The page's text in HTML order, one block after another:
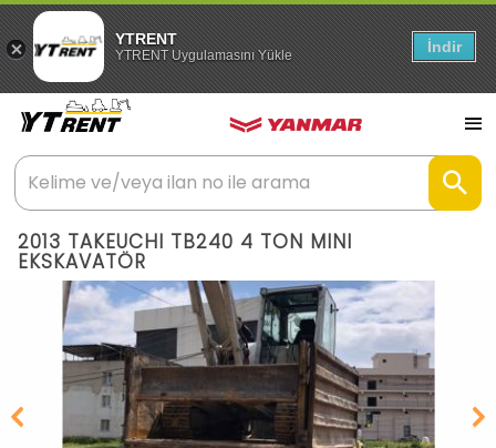
YTRENT
YTRENT Uygulamasını Yükle İndir
2013 TAKEUCHI TB240 4 TON MINI
EKSKAVATÖR